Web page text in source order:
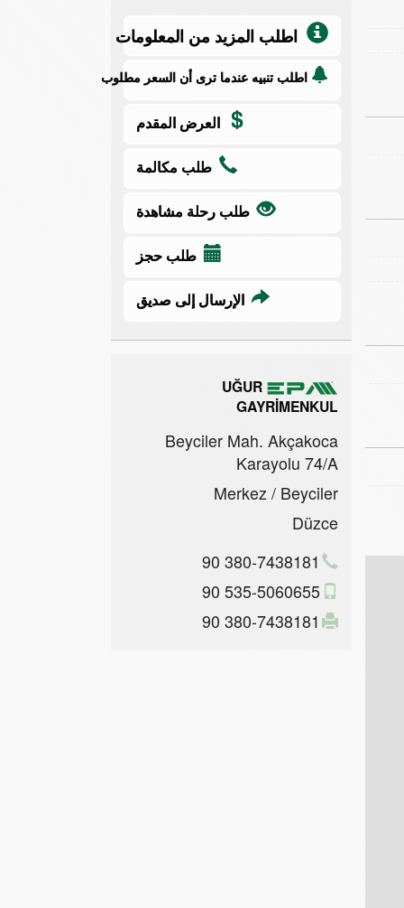
اطلب المزيد من المعلومات
اطلب تنبيه عندما ترى أن السعر مطلوب
العرض المقدم
طلب مكالمة
طلب رحلة مشاهدة
طلب حجز
الإرسال إلى صديق
UĞUR
GAYRİMENKUL
Beyciler Mah. Akçakoca
Karayolu 74/A
Merkez / Beyciler
Düzce
90 380-7438181
90 535-5060655
90 380-7438181